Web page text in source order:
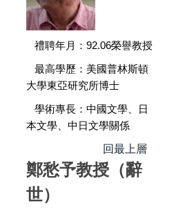
禮聘年月：92.06榮譽教授
最高學歷：美國普林斯頓
大學東亞研究所博士
學術專長：中國文學、日
本文學、中日文學關係
回最上層
鄭愁予教授（辭
世）